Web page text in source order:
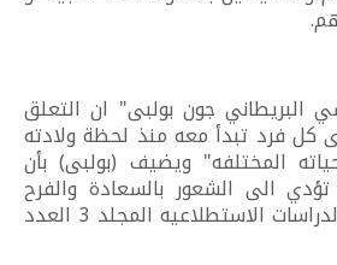
البريطاني جون بولبى" ان التعلق
كل فرد تبدأ معه منذ لحظة ولادته
المختلفه" ويضيف (بولبى) بأن
تؤدي الى الشعور بالسعادة والفرح
والامان (مجله مؤشر الدراسات الاستطلاعيه المجلد 3 العدد